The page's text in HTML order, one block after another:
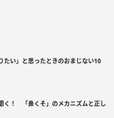
たい」と思ったときのおまじない10
く！ 「鼻くそ」のメカニズムと正し